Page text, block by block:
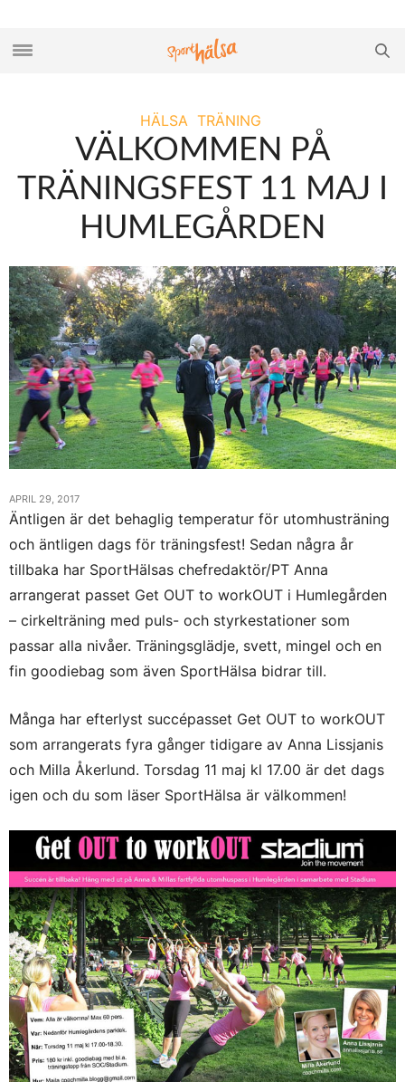
HÄLSA TRÄNING
VÄLKOMMEN PÅ
TRÄNINGSFEST 11 MAJ I
HUMLEGÅRDEN
APRIL 29, 2017
Äntligen är det behaglig temperatur för utomhusträning
och äntligen dags för träningsfest! Sedan några år
tillbaka har SportHälsas chefredaktör/PT Anna
arrangerat passet Get OUT to workOUT i Humlegården
– cirkelträning med puls- och styrkestationer som
passar alla nivåer. Träningsglädje, svett, mingel och en
fin goodiebag som även SportHälsa bidrar till.
Många har efterlyst succépasset Get OUT to workOUT
som arrangerats fyra gånger tidigare av Anna Lissjanis
och Milla Åkerlund. Torsdag 11 maj kl 17.00 är det dags
igen och du som läser SportHälsa är välkommen!